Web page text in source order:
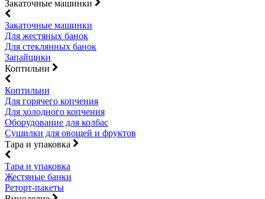
Закаточные машинки
Закаточные машинки
Для жестяных банок
Для стеклянных банок
Запайщики
Коптильни
Коптильни
Для горячего копчения
Для холодного копчения
Оборудование для колбас
Сушилки для овощей и фруктов
Тара и упаковка
Тара и упаковка
Жестяные банки
Реторт-пакеты